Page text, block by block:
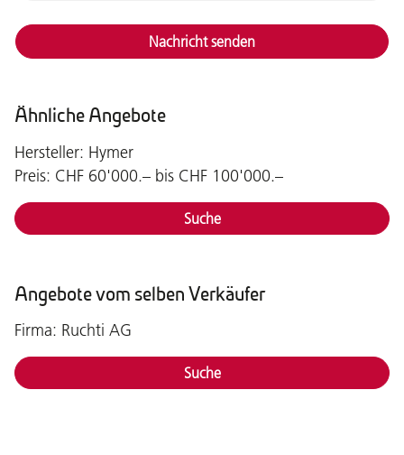
Nachricht senden
Ähnliche Angebote
Hersteller: Hymer
Preis: CHF 60'000.– bis CHF 100'000.–
Suche
Angebote vom selben Verkäufer
Firma: Ruchti AG
Suche